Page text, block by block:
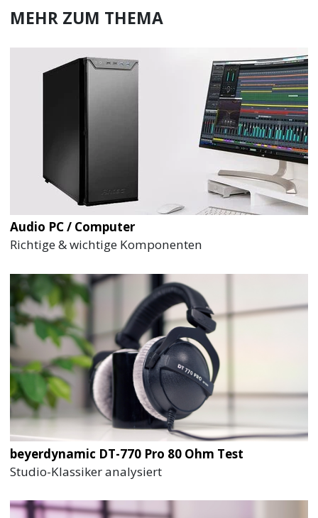
MEHR ZUM THEMA
Audio PC / Computer
Richtige & wichtige Komponenten
beyerdynamic DT-770 Pro 80 Ohm Test
Studio-Klassiker analysiert